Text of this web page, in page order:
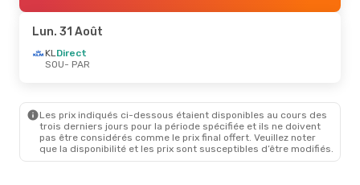
Lun. 31 Août
KLDirect
SOU- PAR
Les prix indiqués ci-dessous étaient disponibles au cours des
trois derniers jours pour la période spécifiée et ils ne doivent
pas être considérés comme le prix final offert. Veuillez noter
que la disponibilité et les prix sont susceptibles d’être modifiés.